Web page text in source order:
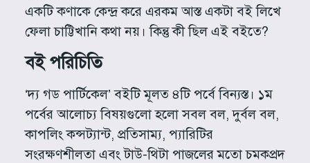
একটি কণাকে কেন্দ্র করে এরকম আস্ত একটা বই লিখে
ফেলা চাট্টিখানি কথা নয়। কিন্তু কী ছিল এই বইতে?
বই পরিচিতি
‘দ্য গড পার্টিকেল’ বইটি মূলত ৪টি পর্বে বিন্যস্ত। ১ম
পর্বের আলোচ্য বিষয়গুলো হলো সবল বল, দুর্বল বল,
কাপলিং কন্সট্যান্ট, প্রতিসাম্য, প্যারিটির
সংরক্ষণশীলতা এবং টাউ-থিটা পাজলের মতো চমকপ্রদ